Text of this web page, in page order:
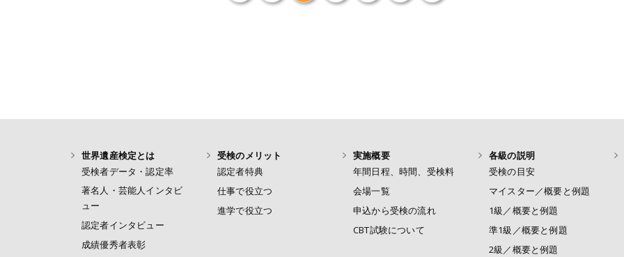
り
世界遺産検定とは
受検者データ・認定率
著名人・芸能人インタビ
ュー
認定者インタビュー
成績優秀者表彰
受検のメリット
認定者特典
仕事で役立つ
進学で役立つ
実施概要
年間日程、時間、受検料
会場一覧
申込から受検の流れ
CBT試験について
各級の説明
受検の目安
マイスター／概要と例題
1級／概要と例題
準1級／概要と例題
2級／概要と例題